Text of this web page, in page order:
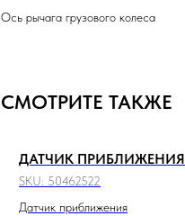
Ось рычага грузового колеса
СМОТРИТЕ ТАКЖЕ
ДАТЧИК ПРИБЛИЖЕНИЯ
SKU: 50462522
Датчик приближения